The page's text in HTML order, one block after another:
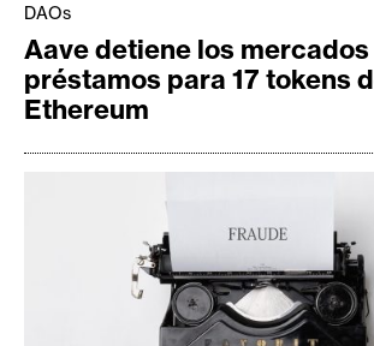
DAOs
Aave detiene los
préstamos para 17 tokens
Ethereum